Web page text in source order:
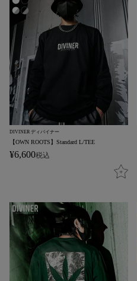
DIVINER ディバイナー
【OWN ROOTS】Standard L/TEE
¥6,600税込